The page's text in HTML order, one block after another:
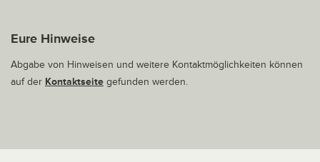
Eure Hinweise
Abgabe von Hinweisen und weitere Kontaktmöglichkeiten können
auf der Kontaktseite gefunden werden.